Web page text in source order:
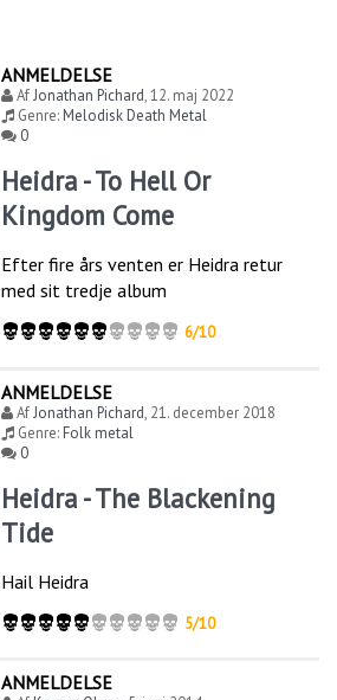
ANMELDELSE
AfJonathan Pichard,12. maj 2022
Genre:Melodisk Death Metal
0
Heidra - To Hell Or
Kingdom Come
Efter fire års venten er Heidra retur
med sit tredje album
6/10
ANMELDELSE
AfJonathan Pichard, 21. december 2018
Genre:Folk metal
0
Heidra - The Blackening
Tide
Hail Heidra
5/10
ANMELDELSE